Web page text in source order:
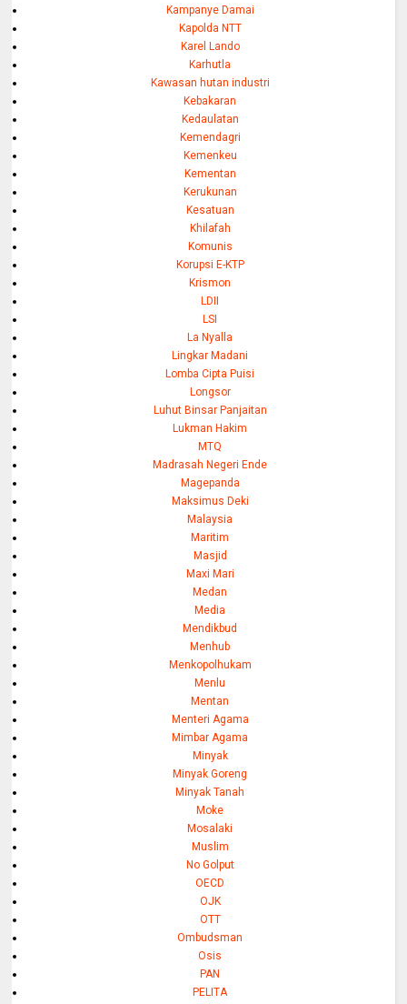
Kampanye Damai
Kapolda NTT
Karel Lando
Karhutla
Kawasan hutan industri
Kebakaran
Kedaulatan
Kemendagri
Kemenkeu
Kementan
Kerukunan
Kesatuan
Khilafah
Komunis
Korupsi E-KTP
Krismon
LDII
LSI
La Nyalla
Lingkar Madani
Lomba Cipta Puisi
Longsor
Luhut Binsar Panjaitan
Lukman Hakim
MTQ
Madrasah Negeri Ende
Magepanda
Maksimus Deki
Malaysia
Maritim
Masjid
Maxi Mari
Medan
Media
Mendikbud
Menhub
Menkopolhukam
Menlu
Mentan
Menteri Agama
Mimbar Agama
Minyak
Minyak Goreng
Minyak Tanah
Moke
Mosalaki
Muslim
No Golput
OECD
OJK
OTT
Ombudsman
Osis
PAN
PELITA